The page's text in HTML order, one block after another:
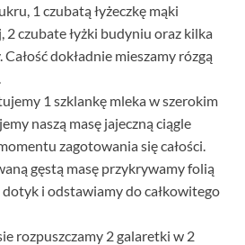
1 czubatą łyżeczkę mąki
2 czubate łyżki budyniu oraz kilka
dokładnie mieszamy rózgą
1 szklankę mleka w szerokim
naszą masę jajeczną ciągle
zagotowania się całości.
gęstą masę przykrywamy folią
dotyk i odstawiamy do całkowitego
rozpuszczamy 2 galaretki w 2